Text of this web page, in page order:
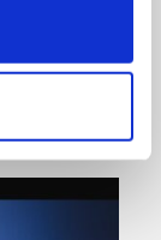
it for
.